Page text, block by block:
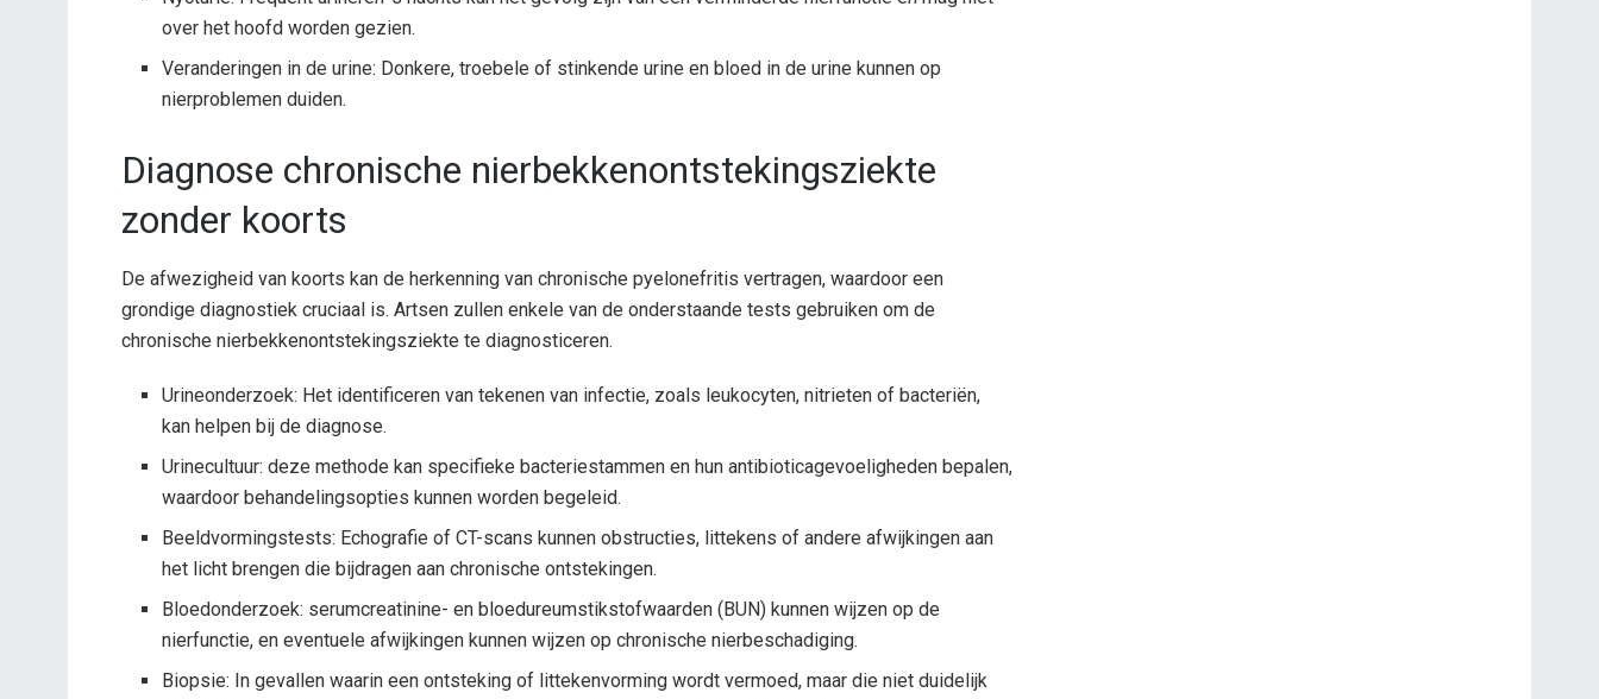
over het hoofd worden gezien.
Veranderingen in de urine: Donkere, troebele of stinkende urine en bloed in de urine kunnen op
nierproblemen duiden.
Diagnose chronische nierbekkenontstekingsziekte
zonder koorts
De afwezigheid van koorts kan de herkenning van chronische pyelonefritis vertragen, waardoor een
grondige diagnostiek cruciaal is. Artsen zullen enkele van de onderstaande tests gebruiken om de
chronische nierbekkenontstekingsziekte te diagnosticeren.
Urineonderzoek: Het identificeren van tekenen van infectie, zoals leukocyten, nitrieten of bacteriën,
kan helpen bij de diagnose.
Urinecultuur: deze methode kan specifieke bacteriestammen en hun antibioticagevoeligheden bepalen,
waardoor behandelingsopties kunnen worden begeleid.
Beeldvormingstests: Echografie of CT-scans kunnen obstructies, littekens of andere afwijkingen aan
het licht brengen die bijdragen aan chronische ontstekingen.
Bloedonderzoek: serumcreatinine- en bloedureumstikstofwaarden (BUN) kunnen wijzen op de
nierfunctie, en eventuele afwijkingen kunnen wijzen op chronische nierbeschadiging.
Biopsie: In gevallen waarin een ontsteking of littekenvorming wordt vermoed, maar die niet duidelijk